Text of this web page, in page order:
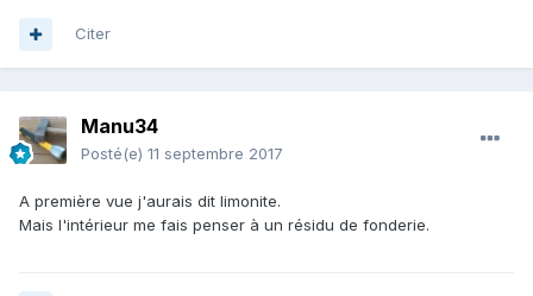
Citer
Manu34
Posté(e) 11 septembre 2017
A première vue j'aurais dit limonite.
Mais l'intérieur me fais penser à un résidu de fonderie.